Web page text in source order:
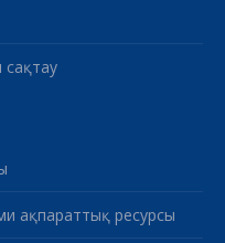
ақпараттық ресурсы